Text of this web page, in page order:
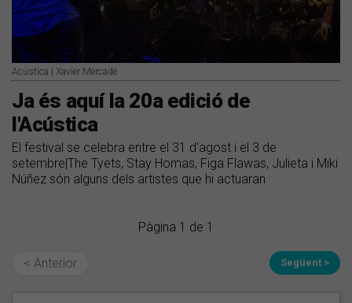
Acústica | Xavier Mercadé
Ja és aquí la 20a edició de
l'Acústica
El festival se celebra entre el 31 d'agost i el 3 de
setembre|The Tyets, Stay Homas, Figa Flawas, Julieta i Miki
Núñez són alguns dels artistes que hi actuaran
Pàgina 1 de 1
< Anterior Següent >